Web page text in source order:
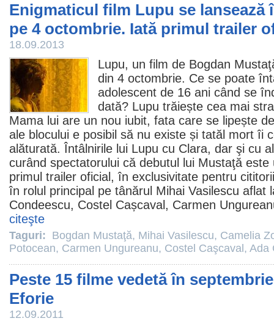
Enigmaticul film Lupu se lansează
pe 4 octombrie. Iată primul trailer
18.09.2013
Lupu, un film de Bogdan
din 4 octombrie. Ce se poate
adolescent de 16 ani când se
dată? Lupu trăiește cea mai
Mama lui are un nou iubit, fata care se lipește
ale blocului e posibil să nu existe și tatăl mort îi
alăturată. Întâlnirile lui Lupu cu Clara, dar şi cu
curând spectatorului că debutul lui Mustaţă
primul trailer oficial, în exclusivitate pentru
în rolul principal pe tânărul Mihai Vasilescu aflat
Condeescu, Costel Cașcaval, Carmen
citeşte
Taguri: Bogdan Mustaţă, Mihai Vasilescu, Camelia
Potocean, Carmen Ungureanu, Costel Caşcaval , Ada
Peste 15 filme vedetă în
Eforie
12.09.2011